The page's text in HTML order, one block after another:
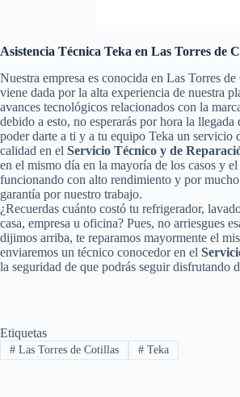
Asistencia Técnica Teka en Las Torres de
Nuestra empresa es conocida en Las Torres
viene dada por la alta experiencia de nuestra
avances tecnológicos relacionados con la
debido a esto, no esperarás por hora la
poder darte a ti y a tu equipo Teka un servicio
calidad en el Servicio Técnico y de
en el mismo día en la mayoría de los casos y
funcionando con alto rendimiento y por
garantía por nuestro trabajo.
¿Recuerdas cuánto costó tu refrigerador,
casa, empresa u oficina? Pues, no arriesgues
dijimos arriba, te reparamos mayormente el
enviaremos un técnico conocedor en el
la seguridad de que podrás seguir disfrutando
Etiquetas
#Las Torres de Cotillas #Teka